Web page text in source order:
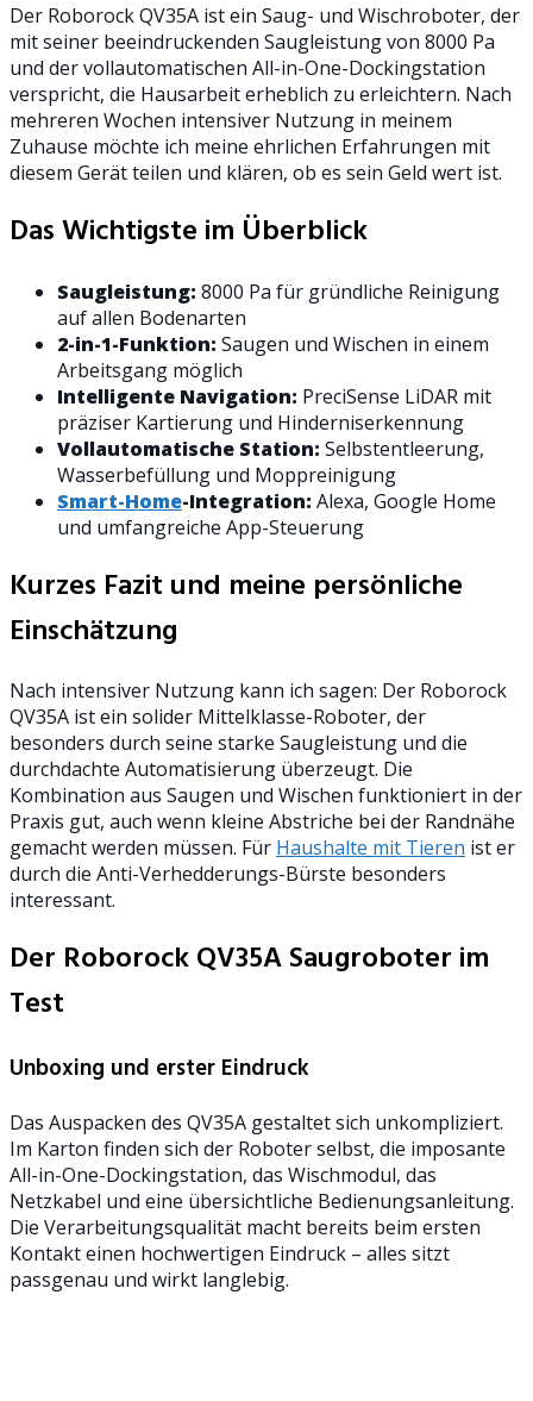
Der Roborock QV35A ist ein Saug- und Wischroboter, der
mit seiner beeindruckenden Saugleistung von 8000 Pa
und der vollautomatischen All-in-One-Dockingstation
verspricht, die Hausarbeit erheblich zu erleichtern. Nach
mehreren Wochen intensiver Nutzung in meinem
Zuhause möchte ich meine ehrlichen Erfahrungen mit
diesem Gerät teilen und klären, ob es sein Geld wert ist.
Das Wichtigste im Überblick
Saugleistung: 8000 Pa für gründliche Reinigung
auf allen Bodenarten
2-in-1-Funktion: Saugen und Wischen in einem
Arbeitsgang möglich
Intelligente Navigation: PreciSense LiDAR mit
präziser Kartierung und Hinderniserkennung
Vollautomatische Station: Selbstentleerung,
Wasserbefüllung und Moppreinigung
Smart-Home-Integration: Alexa, Google Home
und umfangreiche App-Steuerung
Kurzes Fazit und meine persönliche
Einschätzung
Nach intensiver Nutzung kann ich sagen: Der Roborock
QV35A ist ein solider Mittelklasse-Roboter, der
besonders durch seine starke Saugleistung und die
durchdachte Automatisierung überzeugt. Die
Kombination aus Saugen und Wischen funktioniert in der
Praxis gut, auch wenn kleine Abstriche bei der Randnähe
gemacht werden müssen. Für Haushalte mit Tieren ist er
durch die Anti-Verhedderungs-Bürste besonders
interessant.
Der Roborock QV35A Saugroboter im
Test
Unboxing und erster Eindruck
Das Auspacken des QV35A gestaltet sich unkompliziert.
Im Karton finden sich der Roboter selbst, die imposante
All-in-One-Dockingstation, das Wischmodul, das
Netzkabel und eine übersichtliche Bedienungsanleitung.
Die Verarbeitungsqualität macht bereits beim ersten
Kontakt einen hochwertigen Eindruck – alles sitzt
passgenau und wirkt langlebig.